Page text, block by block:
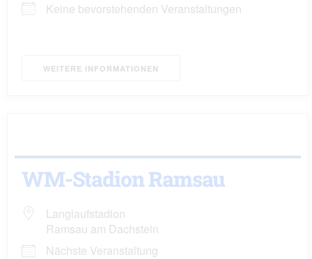
Keine bevorstehenden Veranstaltungen
WEITERE INFORMATIONEN
WM-Stadion Ramsau
Langlaufstadion
Ramsau am Dachstein
Nächste Veranstaltung